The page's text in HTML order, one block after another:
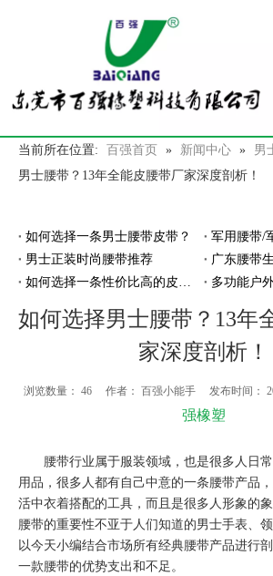
当前所在位置: 百强首页 » 新闻中心 » 男
男士腰带？13年全能皮腰带厂家深度剖析！
如何选择一条男士腰带皮带？
男士正装时尚腰带推荐
广东腰带
如何选择一条性价比高的皮带腰带？
如何选择男士腰带？13年
家深度剖析！
浏览数量： 46 作者： 百强小能手 发布时间：
强橡塑
腰带行业属于服装领域，也是很多人日常
用品，很多人都有自己中意的一条腰带产品
活中衣着搭配的工具，而且是很多人形象的
腰带的重要性不亚于人们知道的男士手表、
以今天小编结合市场所有经典腰带产品进行
一款腰带的优势支出和不足。